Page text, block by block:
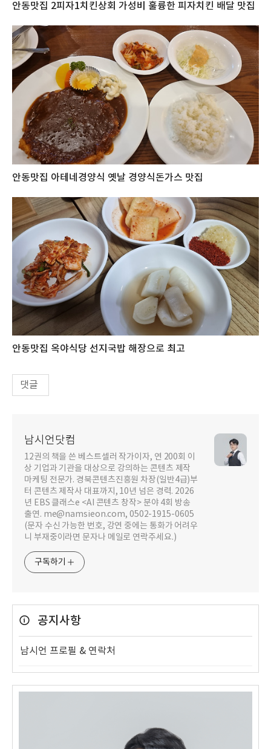
안동맛집 2피자1치킨상회 가성비 훌륭한 피자치킨 배달 맛집
안동맛집 아테네경양식 옛날 경양식돈가스 맛집
안동맛집 옥야식당 선지국밥 해장으로 최고
댓글
남시언닷컴
12권의 책을 쓴 베스트셀러 작가이자, 연 200회 이
상 기업과 기관을 대상으로 강의하는 콘텐츠 제작
마케팅 전문가. 경북콘텐츠진흥원 차장(일반4급)부
터 콘텐츠 제작사 대표까지, 10년 넘은 경력. 2026
년 EBS 클래스e <AI 콘텐츠 창작> 분야 4회 방송
출연. me@namsieon.com, 0502-1915-0605
(문자 수신 가능한 번호, 강연 중에는 통화가 어려우
니 부재중이라면 문자나 메일로 연락주세요.)
구독하기
공지사항
남시언 프로필 & 연락처